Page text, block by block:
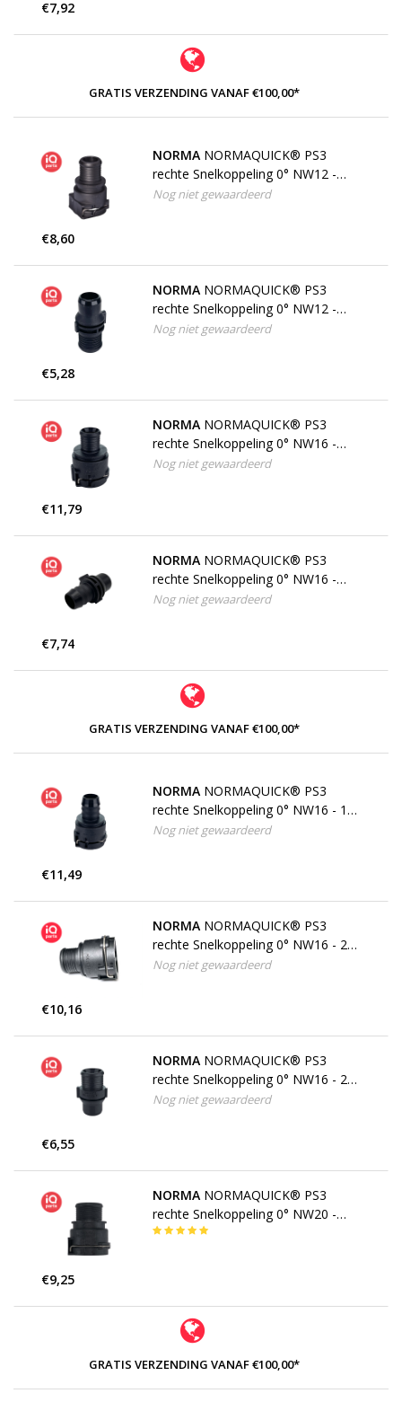
€7,92
GRATIS VERZENDING VANAF €100,00*
NORMA NORMAQUICK® PS3
rechte Snelkoppeling 0° NW12 -
16,8 mm
Nog niet gewaardeerd
€8,60
NORMA NORMAQUICK® PS3
rechte Snelkoppeling 0° NW12 -
16,8 mm, Dubbele Tule
Nog niet gewaardeerd
€5,28
NORMA NORMAQUICK® PS3
rechte Snelkoppeling 0° NW16 -
16,8 mm
Nog niet gewaardeerd
€11,79
NORMA NORMAQUICK® PS3
rechte Snelkoppeling 0° NW16 -
17,5 mm, Dubbele Tule
Nog niet gewaardeerd
€7,74
GRATIS VERZENDING VANAF €100,00*
NORMA NORMAQUICK® PS3
rechte Snelkoppeling 0° NW16 - 19
mm
Nog niet gewaardeerd
€11,49
NORMA NORMAQUICK® PS3
rechte Snelkoppeling 0° NW16 - 22
mm
Nog niet gewaardeerd
€10,16
NORMA NORMAQUICK® PS3
rechte Snelkoppeling 0° NW16 - 22
mm, Dubbele Tule
Nog niet gewaardeerd
€6,55
NORMA NORMAQUICK® PS3
rechte Snelkoppeling 0° NW20 -
26,4 mm
€9,25
GRATIS VERZENDING VANAF €100,00*